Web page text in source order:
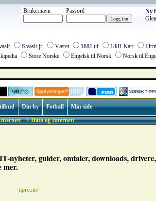
Brukernavn Passord
Ny
Kvasir jr. Været 1881 tlf 1881 Kart
Store Norske Engelsk til Norsk Norsk til
Din by Fotball Min side
--> Data og Internett
nyheter, guider, omtaler, downloads, drivere,
mer.
itpro.no/